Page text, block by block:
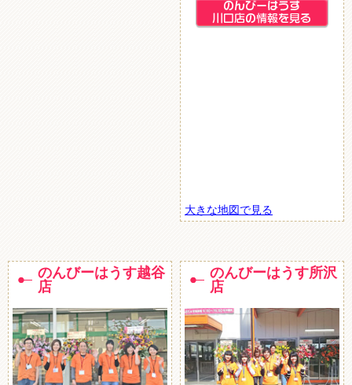
大きな地図で見る
のんびーはうす越谷
店
のんびーはうす所沢
店